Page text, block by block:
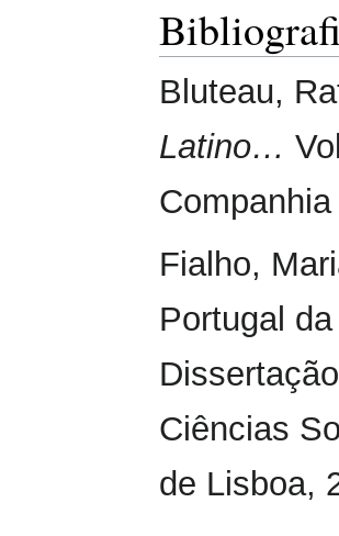
Bluteau,
Latino…
Fialho,
Portugal
Ciências
de Lisboa,